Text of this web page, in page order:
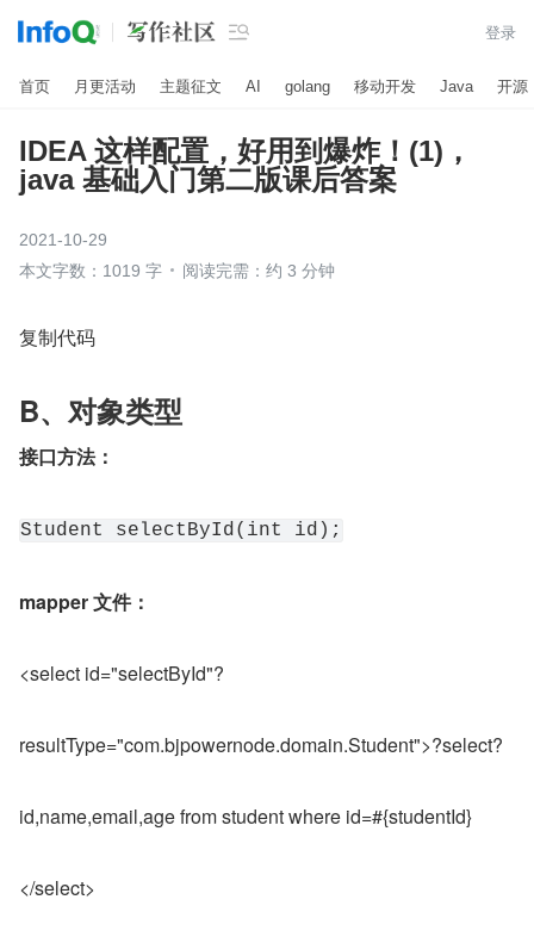
 登录
首页 月更活动 主题征文 AI golang 移动开发 Java 开源
IDEA 这样配置，好用到爆炸！(1)，
java 基础入门第二版课后答案
2021-10-29
本文字数：1019 字
阅读完需：约 3 分钟
复制代码
B、对象类型
接口方法：
Student selectById(int id);
mapper 文件：
<select id="selectById"?
resultType="com.bjpowernode.domain.Student">?select?
id,name,email,age from student where id=#{studentId}
</select>